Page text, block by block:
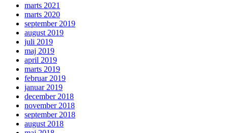
marts 2021
marts 2020
september 2019
august 2019
juli 2019
maj 2019
april 2019
marts 2019
februar 2019
januar 2019
december 2018
november 2018
september 2018
august 2018